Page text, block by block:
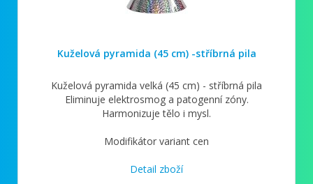
Kuželová pyramida (45 cm) -stříbrná pila
Kuželová pyramida velká (45 cm) - stříbrná pila
Eliminuje elektrosmog a patogenní zóny.
Harmonizuje tělo i mysl.
Modifikátor variant cen
Detail zboží